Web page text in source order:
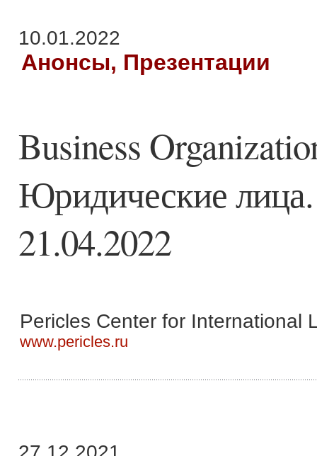
10.01.2022
Анонсы, Презентации
Business
Юридические
21.04.2022
Pericles Center for International
www.pericles.ru